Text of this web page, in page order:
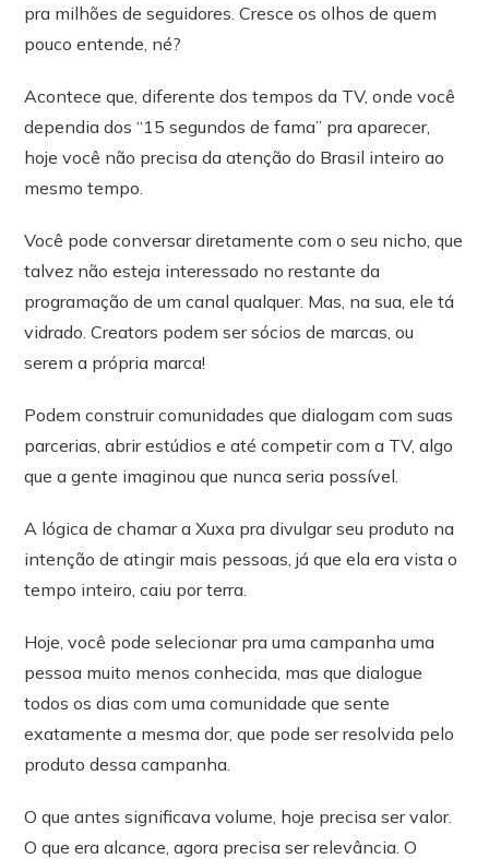
pra milhões de seguidores. Cresce os olhos de quem
pouco entende, né?
Acontece que, diferente dos tempos da TV, onde você
dependia dos “15 segundos de fama” pra aparecer,
hoje você não precisa da atenção do Brasil inteiro ao
mesmo tempo.
Você pode conversar diretamente com o seu nicho, que
talvez não esteja interessado no restante da
programação de um canal qualquer. Mas, na sua, ele tá
vidrado. Creators podem ser sócios de marcas, ou
serem a própria marca!
Podem construir comunidades que dialogam com suas
parcerias, abrir estúdios e até competir com a TV, algo
que a gente imaginou que nunca seria possível.
A lógica de chamar a Xuxa pra divulgar seu produto na
intenção de atingir mais pessoas, já que ela era vista o
tempo inteiro, caiu por terra.
Hoje, você pode selecionar pra uma campanha uma
pessoa muito menos conhecida, mas que dialogue
todos os dias com uma comunidade que sente
exatamente a mesma dor, que pode ser resolvida pelo
produto dessa campanha.
O que antes significava volume, hoje precisa ser valor.
O que era alcance, agora precisa ser relevância. O